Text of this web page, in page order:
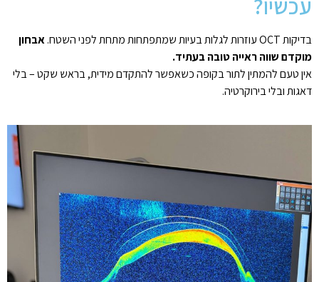
בדיקות OCT עוזרות לגלות בעיות שמתפתחות מתחת לפני השטח.
אבחון
מוקדם שווה ראייה טובה בעתיד.
אין טעם להמתין לתור בקופה כשאפשר להתקדם מידית, בראש שקט – בלי
דאגות ובלי בירוקרטיה.